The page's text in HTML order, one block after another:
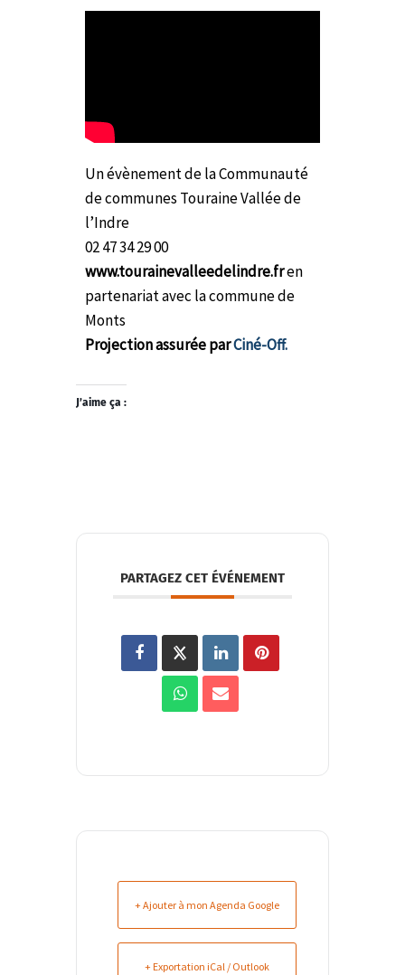
Un évènement de la Communauté
de communes Touraine Vallée de
l’Indre
02 47 34 29 00
www.tourainevalleedelindre.fren
partenariat avec la commune de
Monts
Projection assurée parCiné-Off.
J’aime ça :
PARTAGEZ CET ÉVÉNEMENT
+ Ajouter à mon Agenda Google
+ Exportation iCal / Outlook